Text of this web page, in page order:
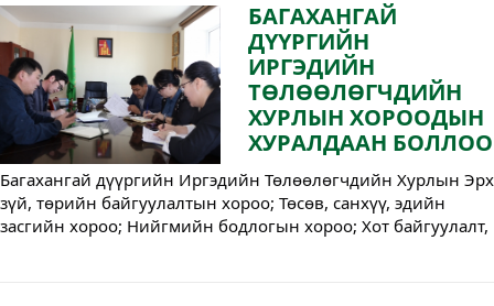
БАГАХАНГАЙ
ДҮҮРГИЙН
ИРГЭДИЙН
ТӨЛӨӨЛӨГЧДИЙН
ХУРЛЫН ХОРООДЫН
ХУРАЛДААН БОЛЛОО
Багахангай дүүргийн Иргэдийн Төлөөлөгчдийн Хурлын Эрх
зүй, төрийн байгуулалтын хороо; Төсөв, санхүү, эдийн
засгийн хороо; Нийгмийн бодлогын хороо; Хот байгуулалт,